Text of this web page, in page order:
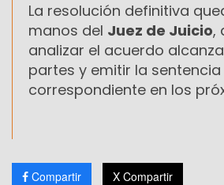
La resolución definitiva
manos del Juez de Juicio,
analizar el acuerdo
partes y emitir la sentencia
correspondiente en los
Compartir X Compartir